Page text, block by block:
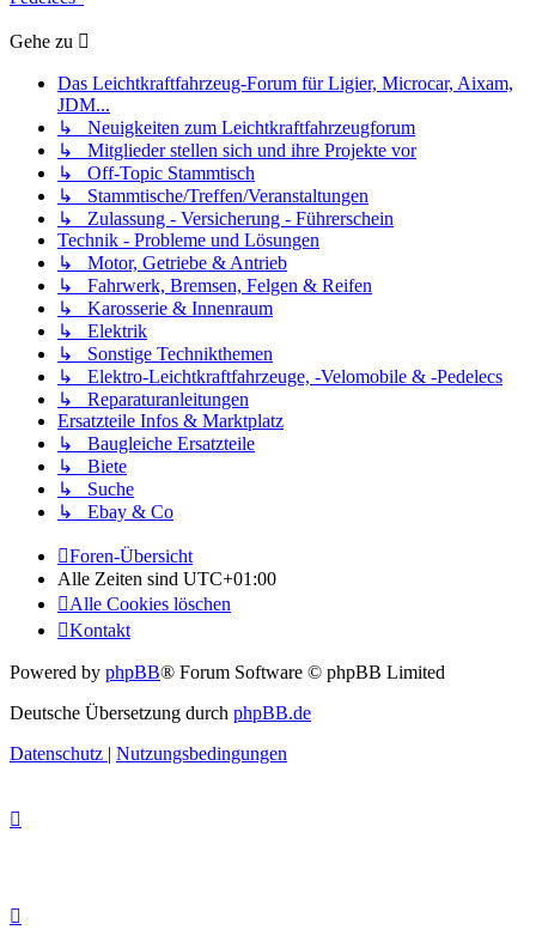
Gehe zu
Das Leichtkraftfahrzeug-Forum für Ligier, Microcar, Aixam,
JDM...
↳ Neuigkeiten zum Leichtkraftfahrzeugforum
↳ Mitglieder stellen sich und ihre Projekte vor
↳ Off-Topic Stammtisch
↳ Stammtische/Treffen/Veranstaltungen
↳ Zulassung - Versicherung - Führerschein
Technik - Probleme und Lösungen
↳ Motor, Getriebe & Antrieb
↳ Fahrwerk, Bremsen, Felgen & Reifen
↳ Karosserie & Innenraum
↳ Elektrik
↳ Sonstige Technikthemen
↳ Elektro-Leichtkraftfahrzeuge, -Velomobile & -Pedelecs
↳ Reparaturanleitungen
Ersatzteile Infos & Marktplatz
↳ Baugleiche Ersatzteile
↳ Biete
↳ Suche
↳ Ebay & Co
Foren-Übersicht
Alle Zeiten sind UTC+01:00
Alle Cookies löschen
Kontakt
Powered by phpBB® Forum Software © phpBB Limited
Deutsche Übersetzung durch phpBB.de
Datenschutz | Nutzungsbedingungen